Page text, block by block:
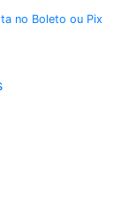
no Boleto ou Pix